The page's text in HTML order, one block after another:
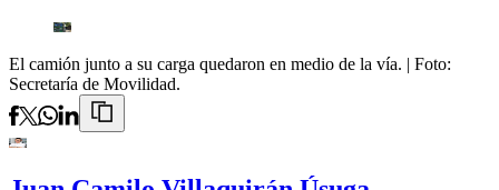
El camión junto a su carga quedaron en medio de la vía. | Foto:
Secretaría de Movilidad.